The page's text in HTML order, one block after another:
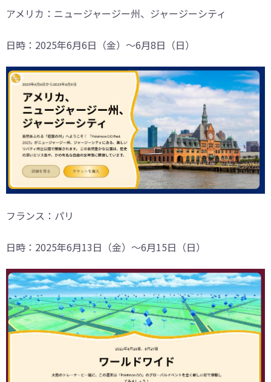
アメリカ：ニュージャージー州、ジャージーシティ
日時：2025年6月6日（金）～6月8日（日）
フランス：パリ
日時：2025年6月13日（金）～6月15日（日）